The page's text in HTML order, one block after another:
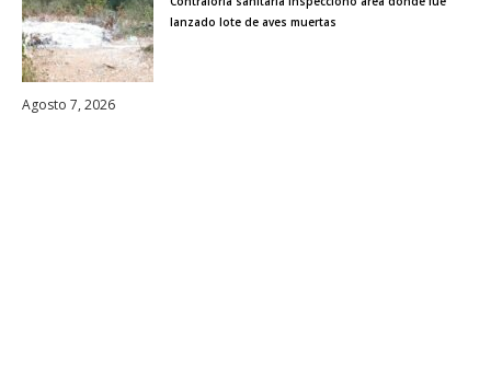
lanzado lote de aves muertas
Agosto 7, 2026